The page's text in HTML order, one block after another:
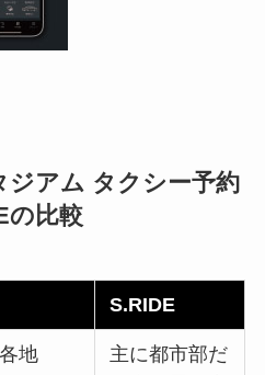
アム タクシー予約
の比較
S.RIDE
地
主に都市部だ